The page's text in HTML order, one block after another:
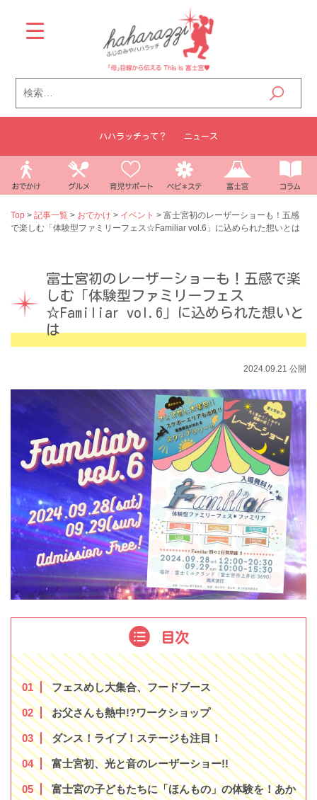
content
ハハラッチって？ ニュース
索:
Top > 記事一覧 > おでかけ > イベント > 富士宮初のレーザーショーも！五感
で楽しむ「体験型ファミリーフェス☆Familiar vol.6」に込められた想いとは
富士宮初のレーザーショーも！五感で楽
しむ「体験型ファミリーフェス
☆Familiar vol.6」に込められた想いと
は
2024.09.21 公開
目次
1 フェスめし大集合、フードブース
2 お父さんも熱中!?ワークショップ
3 ダンス！ライブ！ステージも注目！
4 富士宮初、光と音のレーザーショー!!
5
富士宮の子どもたちに「ほんもの」の体験を！あか